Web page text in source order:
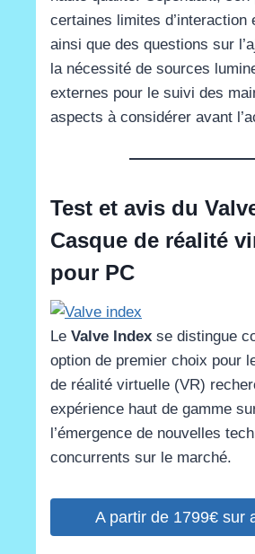
certaines limites d’interaction
ainsi que des questions sur
la nécessité de sources
externes pour le suivi des
aspects à considérer avant
Test et avis du
Casque de réalité
pour PC
Le Valve Index se distingue
option de premier choix pour
de réalité virtuelle (VR)
expérience haut de gamme
l’émergence de nouvelles
concurrents sur le marché.
A partir de 1799€ sur